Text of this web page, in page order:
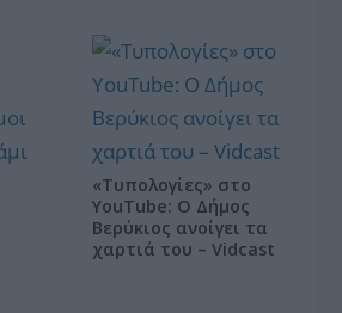
«Τυπολογίες» στο
YouTube: Ο Δήμος
Βερύκιος ανοίγει τα
χαρτιά του – Vidcast